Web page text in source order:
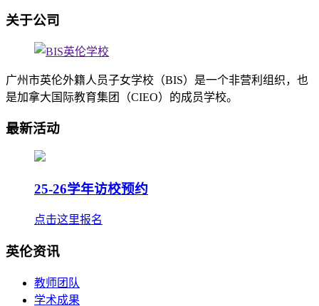
关于公司
广州市英伦外籍人员子女学校（BIS）是一个非营利组织，也
是加拿大国际教育集团（CIEO）的成员学校。
最新活动
25-26学年访校预约
点击这里报名
英伦资讯
教师团队
学术成果